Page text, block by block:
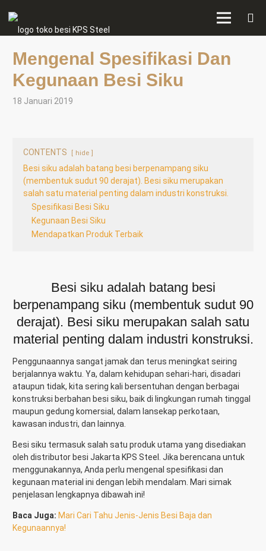
Mengenal Spesifikasi Dan
Kegunaan Besi Siku
18 Januari 2019
CONTENTS hide
Besi siku adalah batang besi berpenampang siku
(membentuk sudut 90 derajat). Besi siku merupakan
salah satu material penting dalam industri konstruksi.
Spesifikasi Besi Siku
Kegunaan Besi Siku
Mendapatkan Produk Terbaik
Besi siku adalah batang besi
berpenampang siku (membentuk sudut 90
derajat). Besi siku merupakan salah satu
material penting dalam industri konstruksi.
Penggunaannya sangat jamak dan terus meningkat seiring
berjalannya waktu. Ya, dalam kehidupan sehari-hari, disadari
ataupun tidak, kita sering kali bersentuhan dengan berbagai
konstruksi berbahan besi siku, baik di lingkungan rumah tinggal
maupun gedung komersial, dalam lansekap perkotaan,
kawasan industri, dan lainnya.
Besi siku termasuk salah satu produk utama yang disediakan
oleh distributor besi Jakarta KPS Steel. Jika berencana untuk
menggunakannya, Anda perlu mengenal spesifikasi dan
kegunaan material ini dengan lebih mendalam. Mari simak
penjelasan lengkapnya dibawah ini!
Baca Juga: Mari Cari Tahu Jenis-Jenis Besi Baja dan
Kegunaannya!